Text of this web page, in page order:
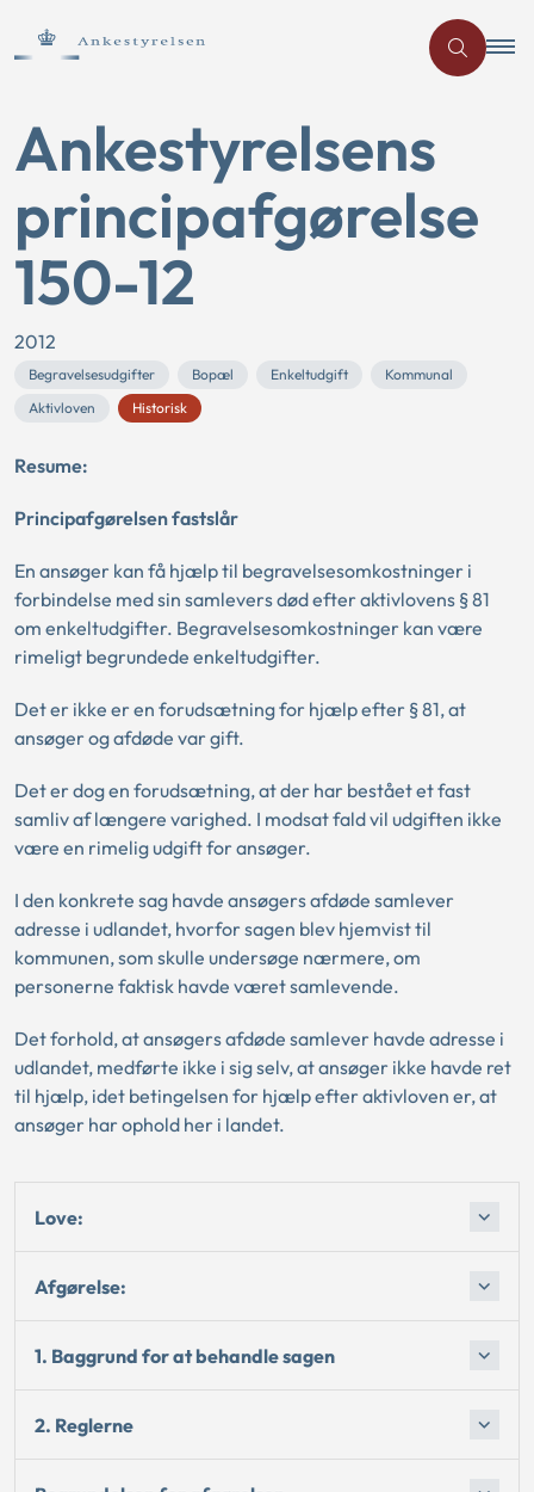
Ankestyrelsens
principafgørelse
150-12
2012
Begravelsesudgifter Bopæl Enkeltudgift
Kommunal
Aktivloven
Historisk
Resume:
Principafgørelsen fastslår
En ansøger kan få hjælp til begravelsesomkostninger i
forbindelse med sin samlevers død efter aktivlovens § 81
om enkeltudgifter. Begravelsesomkostninger kan være
rimeligt begrundede enkeltudgifter.
Det er ikke er en forudsætning for hjælp efter § 81, at
ansøger og afdøde var gift.
Det er dog en forudsætning, at der har bestået et fast
samliv af længere varighed. I modsat fald vil udgiften ikke
være en rimelig udgift for ansøger.
I den konkrete sag havde ansøgers afdøde samlever
adresse i udlandet, hvorfor sagen blev hjemvist til
kommunen, som skulle undersøge nærmere, om
personerne faktisk havde været samlevende.
Det forhold, at ansøgers afdøde samlever havde adresse i
udlandet, medførte ikke i sig selv, at ansøger ikke havde ret
til hjælp, idet betingelsen for hjælp efter aktivloven er, at
ansøger har ophold her i landet.
Love:
Afgørelse:
1. Baggrund for at behandle sagen
2. Reglerne